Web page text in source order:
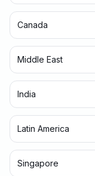
Canada
Middle East
India
Latin America
Singapore